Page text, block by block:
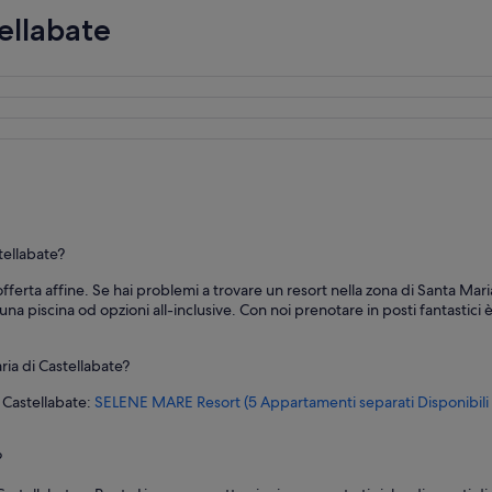
affine. Se hai problemi a trovare un resort nella zona di Santa
piscina od opzioni all-inclusive. Con noi prenotare in posti fantastici
di Castellabate?
SELENE MARE Resort (5 Appartamenti separati